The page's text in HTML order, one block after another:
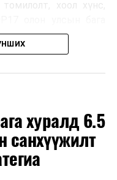
орон нутгийн нөөц
үргэлжлүүлэхээр
болсон байна.
газрын
зөвлөгөөн, ой,
соёлын арга
хуралд 6.5
санхүүжилт